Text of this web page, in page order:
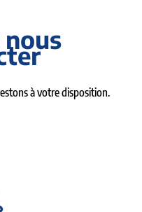
à votre disposition.